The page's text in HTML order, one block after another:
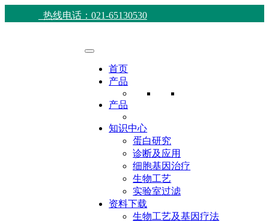
热线电话：021-65130530
首页
产品
产品
知识中心
蛋白研究
诊断及应用
细胞基因治疗
生物工艺
实验室过滤
资料下载
生物工艺及基因疗法